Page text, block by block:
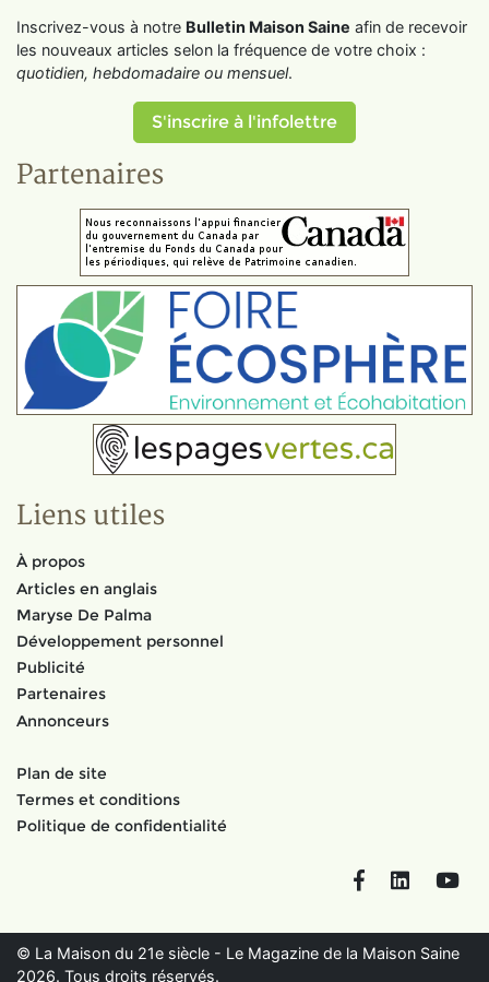
Inscrivez-vous à notre Bulletin Maison Saine afin de recevoir
les nouveaux articles selon la fréquence de votre choix :
quotidien, hebdomadaire ou mensuel.
S'inscrire à l'infolettre
Partenaires
Liens utiles
À propos
Articles en anglais
Maryse De Palma
Développement personnel
Publicité
Partenaires
Annonceurs
Plan de site
Termes et conditions
Politique de confidentialité
FacebookLinkedIn
© La Maison du 21e siècle - Le Magazine de la Maison Saine
2026. Tous droits réservés.